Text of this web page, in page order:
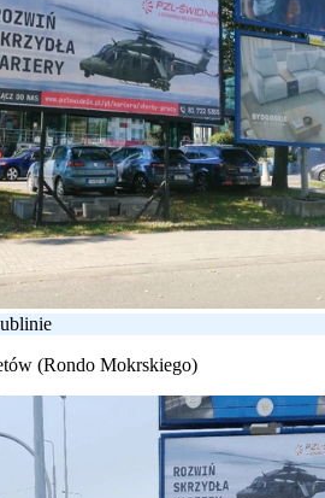
(Rondo Mokrskiego)